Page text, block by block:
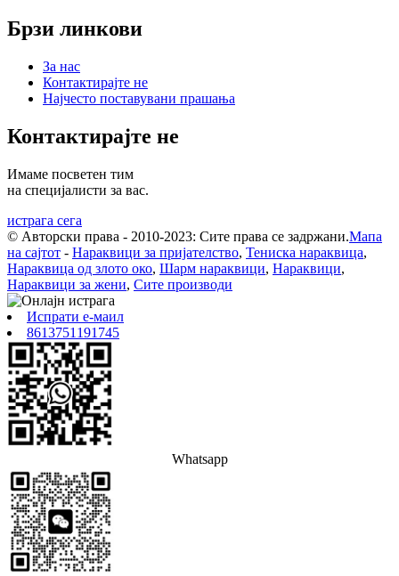
Брзи линкови
За нас
Контактирајте не
Најчесто поставувани прашања
Контактирајте не
Имаме посветен тим
на специјалисти за вас.
истрага сега
© Авторски права - 2010-2023: Сите права се задржани.Мапа
на сајтот - Нараквици за пријателство, Тениска нараквица,
Нараквица од злото око, Шарм нараквици, Нараквици,
Нараквици за жени, Сите производи
Испрати е-маил
8613751191745
Whatsapp